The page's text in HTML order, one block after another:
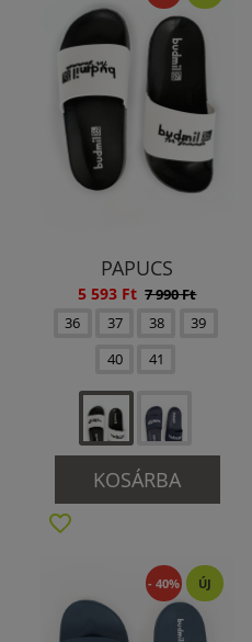
PAPUCS
5 593 Ft 7 990 Ft
36
37 38
39
40
41
KOSÁRBA
- 40% ÚJ